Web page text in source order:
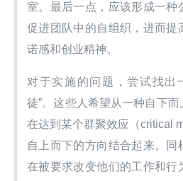
室。最后一点，应该形成一种
促进团队中的自组织，进而提
诺感和创业精神。
对于实施的问题，尝试找出
徒”。这些人希望从一种自下
在达到某个群聚效应（critical
自上而下的方向结合起来。同
在被要求改变他们的工作和行